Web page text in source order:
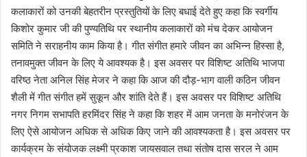
कलाकारों को उनकी बेहतरीन प्रस्तुतियों के लिए बधाई देते हुए कहा कि स्वर्गीय
किशोर कुमार जी की पुण्यतिथि पर स्थानीय कलाकारों को मंच देकर आयोजन
समिति ने सराहनीय काम किया है। गीत संगीत हमारे जीवन का अभिन्न हिस्सा है,
तनावमुक्त जीवन के लिए ये आवश्यक है। इस अवसर पर विशिष्ट अतिथि भाजपा
वरिष्ठ नेता अनिल सिंह मेजर ने कहा कि आज की दौड़-भाग वाली कठिन जीवन
शैली में गीत संगीत हमें सुकून और शांति देते हैं। इस अवसर पर विशिष्ट अतिथि
नगर निगम सभापति हरमिंदर सिंह ने कहा कि शहर में आम जनता के मनोरंजन के
लिए ऐसे आयोजन अधिक से अधिक किए जाने की आवश्यकता है। इस अवसर पर
कार्यक्रम के संयोजक लक्ष्मी प्रकाश जायसवाल तथा संतोष दास सरल ने आम